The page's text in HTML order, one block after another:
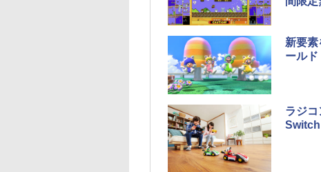
新要
ール
ラジ
Switch